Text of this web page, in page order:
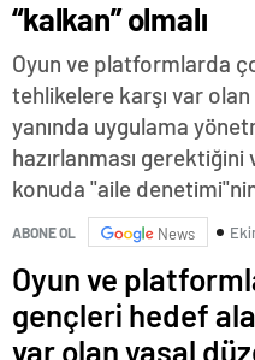
“kalkan” olmalı
Oyun ve platformlarda
tehlikelere karşı var
yanında uygulama
hazırlanması
konuda "aile
ABONE OL News
Oyun ve
gençleri hedef
var olan yasal